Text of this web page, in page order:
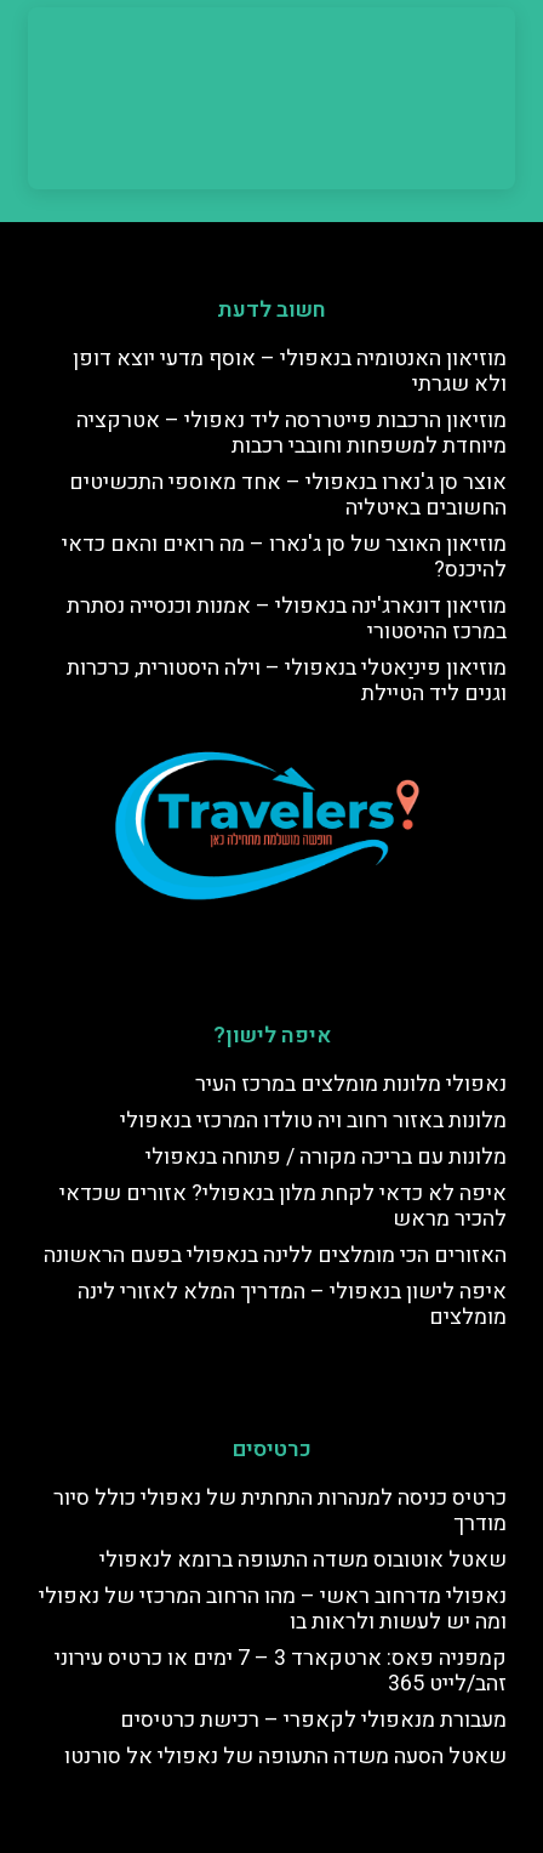
חשוב לדעת
מוזיאון האנטומיה בנאפולי – אוסף מדעי יוצא דופן
ולא שגרתי
מוזיאון הרכבות פייטררסה ליד נאפולי – אטרקציה
מיוחדת למשפחות וחובבי רכבות
אוצר סן ג'נארו בנאפולי – אחד מאוספי התכשיטים
החשובים באיטליה
מוזיאון האוצר של סן ג'נארו – מה רואים והאם כדאי
להיכנס?
מוזיאון דונארג'ינה בנאפולי – אמנות וכנסייה נסתרת
במרכז ההיסטורי
מוזיאון פיניַאטלי בנאפולי – וילה היסטורית, כרכרות
וגנים ליד הטיילת
איפה לישון?
נאפולי מלונות מומלצים במרכז העיר
מלונות באזור רחוב ויה טולדו המרכזי בנאפולי
מלונות עם בריכה מקורה / פתוחה בנאפולי
איפה לא כדאי לקחת מלון בנאפולי? אזורים שכדאי
להכיר מראש
האזורים הכי מומלצים ללינה בנאפולי בפעם הראשונה
איפה לישון בנאפולי – המדריך המלא לאזורי לינה
מומלצים
כרטיסים
כרטיס כניסה למנהרות התחתית של נאפולי כולל סיור
מודרך
שאטל אוטובוס משדה התעופה ברומא לנאפולי
נאפולי מדרחוב ראשי – מהו הרחוב המרכזי של נאפולי
ומה יש לעשות ולראות בו
קמפניה פאס: ארטקארד 3 – 7 ימים או כרטיס עירוני
זהב/לייט 365
מעבורת מנאפולי לקאפרי – רכישת כרטיסים
שאטל הסעה משדה התעופה של נאפולי אל סורנטו